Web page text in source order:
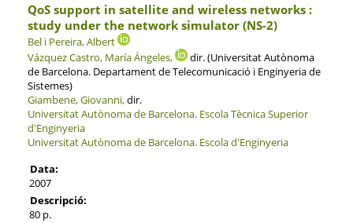
QoS support in satellite and wireless networks :
study under the network simulator (NS-2)
Bel i Pereira, Albert
Vázquez Castro, María Ángeles,
dir. (Universitat Autònoma
de Barcelona. Departament de Telecomunicació i Enginyeria de
Sistemes)
Giambene, Giovanni,dir.
Universitat Autònoma de Barcelona. Escola Tècnica Superior
d'Enginyeria
Universitat Autònoma de Barcelona. Escola d'Enginyeria
Data:
2007
Descripció:
80 p.